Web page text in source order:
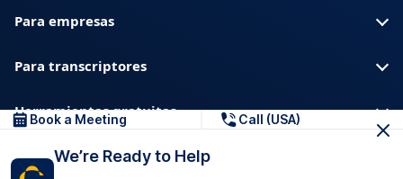
Para empresas
Para transcriptores
Herramientas gratuitas
Sobre nosotros
Book a Meeting Call (USA)
We’re Ready to Help